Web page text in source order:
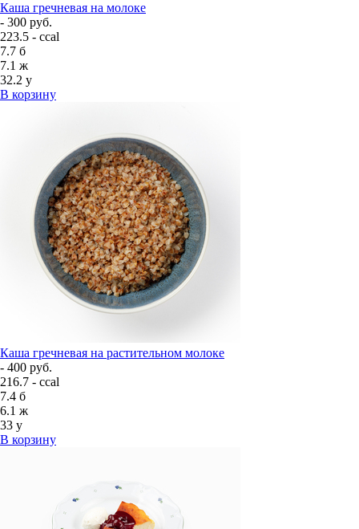
Каша гречневая на молоке
- 300 руб.
223.5 - ccal
7.7 б
7.1 ж
32.2 у
В корзину
Каша гречневая на растительном молоке
- 400 руб.
216.7 - ccal
7.4 б
6.1 ж
33 у
В корзину